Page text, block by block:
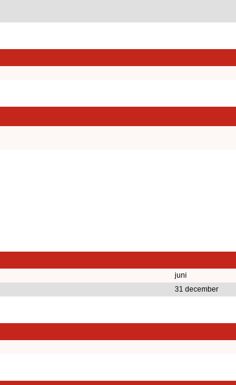
juni
31 december